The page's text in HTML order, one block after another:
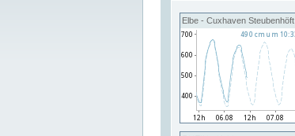
Elbe - Cuxhaven Steubenhöft